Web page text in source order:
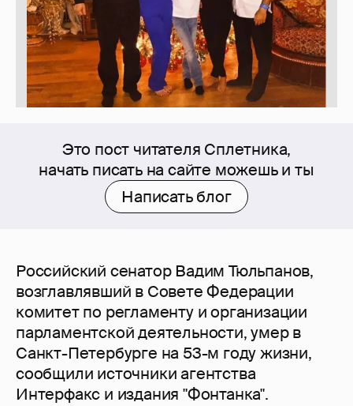
Это пост читателя Сплетника,
начать писать на сайте можешь и ты
Написать блог
Российский сенатор Вадим Тюльпанов,
возглавлявший в Совете Федерации
комитет по регламенту и организации
парламентской деятельности, умер в
Санкт-Петербурге на 53-м году жизни,
сообщили источники агентства
Интерфакс и издания "Фонтанка".